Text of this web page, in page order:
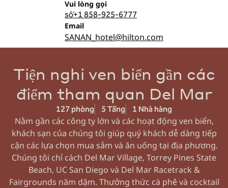
Vui lòng gọi
Gọi
số+1 858-925-6777
Email
Email
SANAN_hotel@hilton.com
Tiện nghi ven biển gần các
điểm tham quan Del Mar
127 phòng 5 Tầng 1 Nhà hàng
Nằm gần các công ty lớn và các hoạt động ven biển,
khách sạn của chúng tôi giúp quý khách dễ dàng tiếp
cận các lựa chọn mua sắm và ăn uống tại địa phương.
Chúng tôi chỉ cách Del Mar Village, Torrey Pines State
Beach, UC San Diego và Del Mar Racetrack &
Fairgrounds năm dặm. Thưởng thức cà phê và cocktail